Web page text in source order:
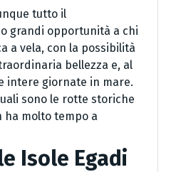
tutto il
grandi opportunità a chi
a vela, con la possibilità
bellezza e, al
intere giornate in mare.
sono le rotte storiche
ha molto tempo a
Isole Egadi